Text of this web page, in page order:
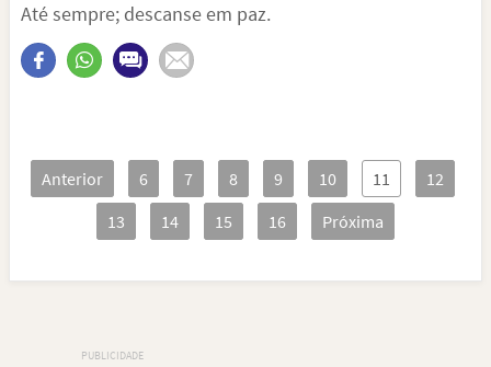
Até sempre; descanse em paz.
Anterior 6 7 8 9 10 11
12
13
14 15 16 Próxima